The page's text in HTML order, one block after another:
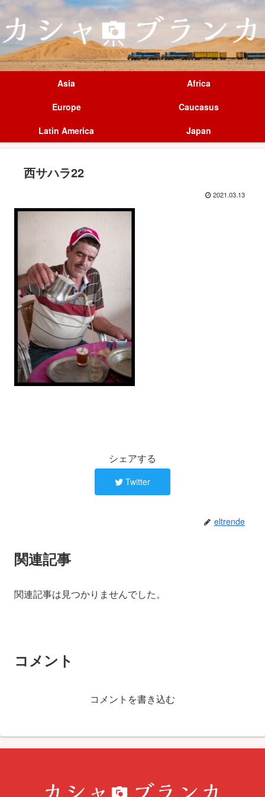
Asia
Africa
Europe
Caucasus
Latin America
Japan
西サハラ22
2021.03.13
シェアする
Twitter
eltrende
関連記事
関連記事は見つかりませんでした。
コメント
コメントを書き込む